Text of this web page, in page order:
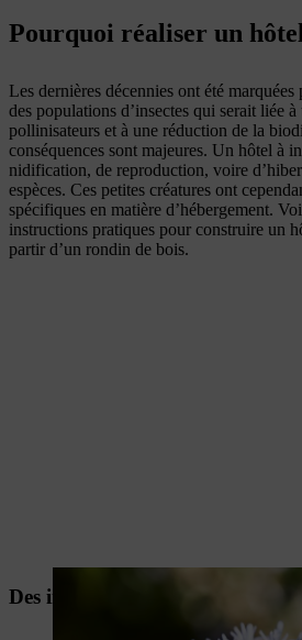
Pourquoi réaliser un
Les dernières décennies ont été
des populations d’insectes qui serait liée
pollinisateurs et à une réduction de la
conséquences sont majeures. Un hôtel à
nidification, de reproduction, voire
espèces. Ces petites créatures ont
spécifiques en matière d’hébergement.
instructions pratiques pour construire un
partir d’un rondin de bois.
Des insectes pour la biodiversité